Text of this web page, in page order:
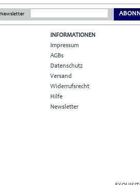
Newsletter
INFORMATIONEN
Impressum
AGBs
Datenschutz
Versand
Widerrufsrecht
Hilfe
Newsletter